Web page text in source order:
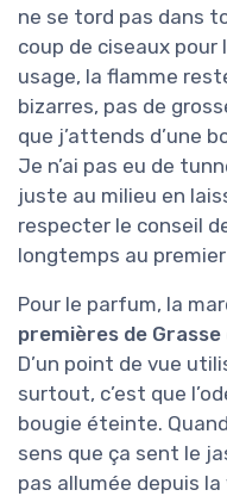
ne se tord pas dans
coup de ciseaux
usage, la flamme
bizarres, pas de
que j’attends d’une
Je n’ai pas eu de
juste au milieu en
respecter le conseil
longtemps au
Pour le parfum, la
premières de Grasse
D’un point de vue
surtout, c’est que
bougie éteinte.
sens que ça sent le
pas allumée depuis la